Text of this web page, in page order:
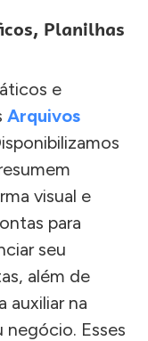
Planilhas
e
Arquivos
visual e
para
seu
além de
auxiliar na
Esses